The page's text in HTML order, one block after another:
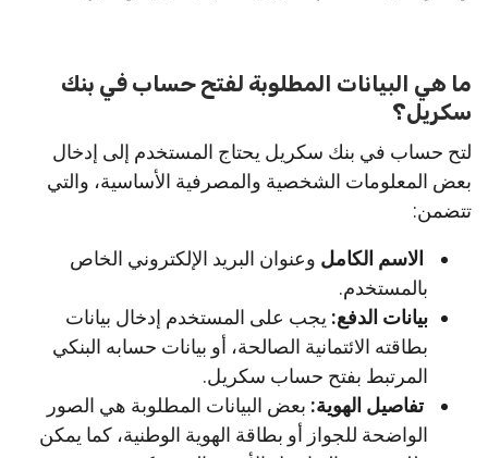
ما هي البيانات المطلوبة لفتح حساب في بنك
سكريل؟
لتح حساب في بنك سكريل يحتاج المستخدم إلى إدخال
بعض المعلومات الشخصية والمصرفية الأساسية، والتي
تتضمن:
الاسم الكامل وعنوان البريد الإلكتروني الخاص
بالمستخدم.
بيانات الدفع: يجب على المستخدم إدخال بيانات
بطاقته الائتمانية الصالحة، أو بيانات حسابه البنكي
المرتبط بفتح حساب سكريل.
تفاصيل الهوية: بعض البيانات المطلوبة هي الصور
الواضحة للجواز أو بطاقة الهوية الوطنية، كما يمكن